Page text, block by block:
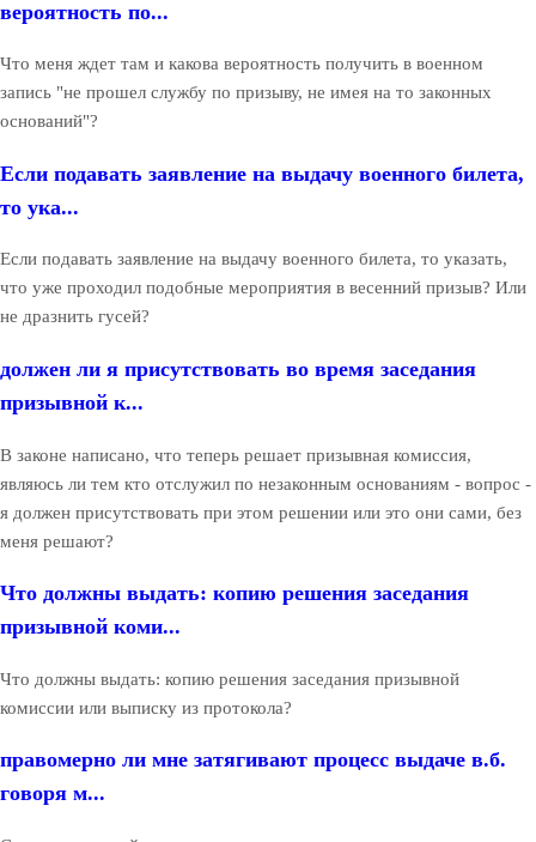
вероятность по...
Что меня ждет там и какова вероятность получить в военном
запись "не прошел службу по призыву, не имея на то законных
оснований"?
Если подавать заявление на выдачу военного билета,
то ука...
Если подавать заявление на выдачу военного билета, то указать,
что уже проходил подобные мероприятия в весенний призыв? Или
не дразнить гусей?
должен ли я присутствовать во время заседания
призывной к...
В законе написано, что теперь решает призывная комиссия,
являюсь ли тем кто отслужил по незаконным основаниям - вопрос -
я должен присутствовать при этом решении или это они сами, без
меня решают?
Что должны выдать: копию решения заседания
призывной коми...
Что должны выдать: копию решения заседания призывной
комиссии или выписку из протокола?
правомерно ли мне затягивают процесс выдаче в.б.
говоря м...